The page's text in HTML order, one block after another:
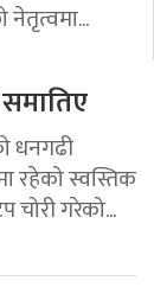
नेतृत्वमा...
धनगढी
रहेको स्वस्तिक
चोरी गरेको...